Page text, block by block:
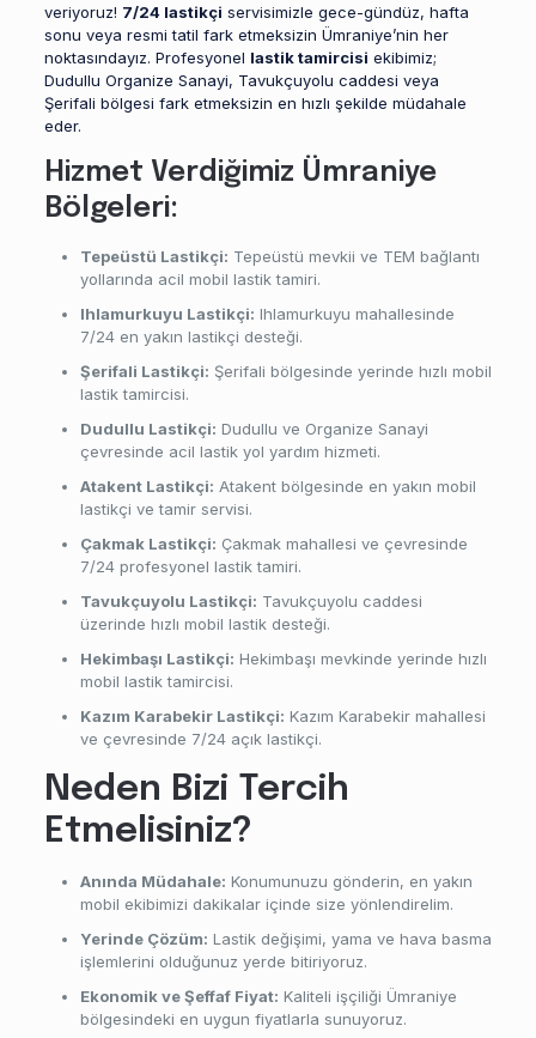
veriyoruz! 7/24 lastikçi servisimizle gece-gündüz, hafta
sonu veya resmi tatil fark etmeksizin Ümraniye’nin her
noktasındayız. Profesyonel lastik tamircisi ekibimiz;
Dudullu Organize Sanayi, Tavukçuyolu caddesi veya
Şerifali bölgesi fark etmeksizin en hızlı şekilde müdahale
eder.
Hizmet Verdiğimiz Ümraniye
Bölgeleri:
Tepeüstü Lastikçi: Tepeüstü mevkii ve TEM bağlantı
yollarında acil mobil lastik tamiri.
Ihlamurkuyu Lastikçi: Ihlamurkuyu mahallesinde
7/24 en yakın lastikçi desteği.
Şerifali Lastikçi: Şerifali bölgesinde yerinde hızlı mobil
lastik tamircisi.
Dudullu Lastikçi: Dudullu ve Organize Sanayi
çevresinde acil lastik yol yardım hizmeti.
Atakent Lastikçi: Atakent bölgesinde en yakın mobil
lastikçi ve tamir servisi.
Çakmak Lastikçi: Çakmak mahallesi ve çevresinde
7/24 profesyonel lastik tamiri.
Tavukçuyolu Lastikçi: Tavukçuyolu caddesi
üzerinde hızlı mobil lastik desteği.
Hekimbaşı Lastikçi: Hekimbaşı mevkinde yerinde hızlı
mobil lastik tamircisi.
Kazım Karabekir Lastikçi: Kazım Karabekir mahallesi
ve çevresinde 7/24 açık lastikçi.
Neden Bizi Tercih
Etmelisiniz?
Anında Müdahale: Konumunuzu gönderin, en yakın
mobil ekibimizi dakikalar içinde size yönlendirelim.
Yerinde Çözüm: Lastik değişimi, yama ve hava basma
işlemlerini olduğunuz yerde bitiriyoruz.
Ekonomik ve Şeffaf Fiyat: Kaliteli işçiliği Ümraniye
bölgesindeki en uygun fiyatlarla sunuyoruz.